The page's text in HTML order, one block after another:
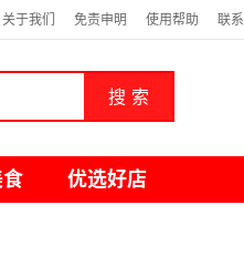
关于我们 免责申明 使用帮助 联
搜 索
优选好店